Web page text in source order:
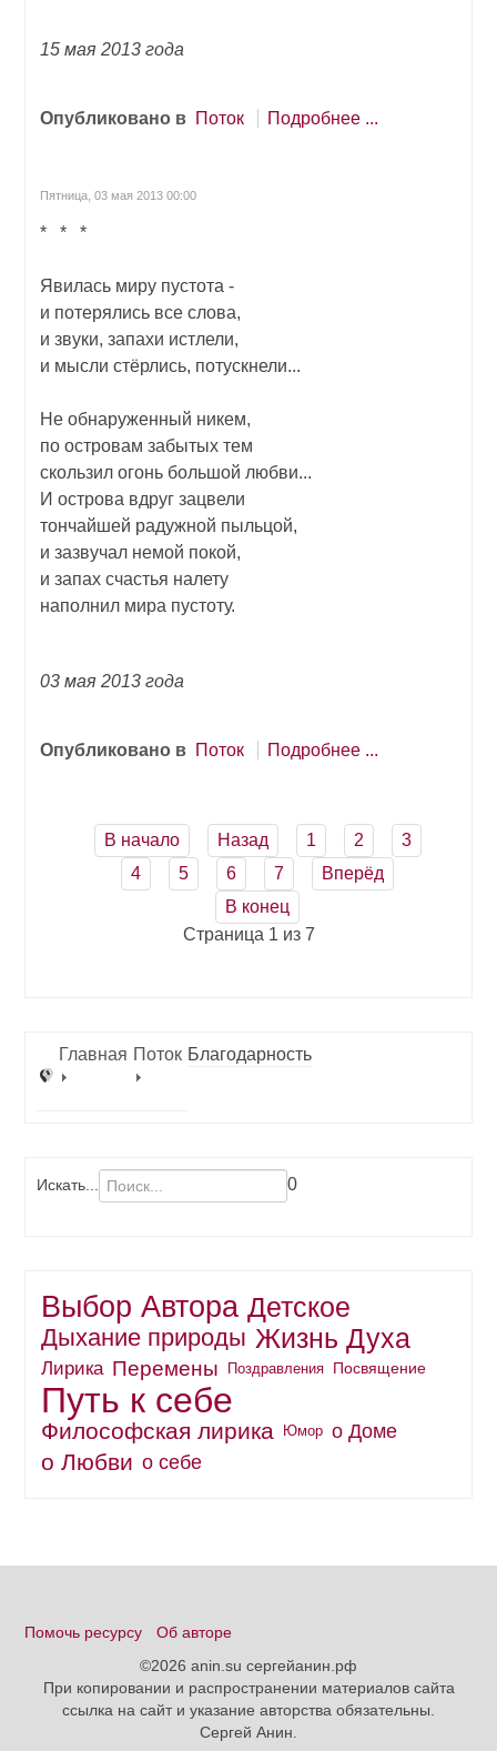
15 мая 2013 года
Опубликовано в Поток Подробнее ...
Пятница, 03 мая 2013 00:00
* * *
Явилась миру пустота -
и потерялись все слова,
и звуки, запахи истлели,
и мысли стёрлись, потускнели...
Не обнаруженный никем,
по островам забытых тем
скользил огонь большой любви...
И острова вдруг зацвели
тончайшей радужной пыльцой,
и зазвучал немой покой,
и запах счастья налету
наполнил мира пустоту.
03 мая 2013 года
Опубликовано в Поток Подробнее ...
В начало Назад 1 2
3
4
5 6 7
Вперёд
В конец
Страница 1 из 7
Главная Поток Благодарность
Искать... 0
Выбор Автора Детское
Дыхание природы Жизнь Духа
Лирика Перемены Поздравления Посвящение
Путь к себе
Философская лирика Юмор о Доме
о Любви о себе
Помочь ресурсу
Об авторе
©2026 anin.su сергейанин.рф
При копировании и распространении материалов сайта
ссылка на сайт и указание авторства обязательны.
Сергей Анин.